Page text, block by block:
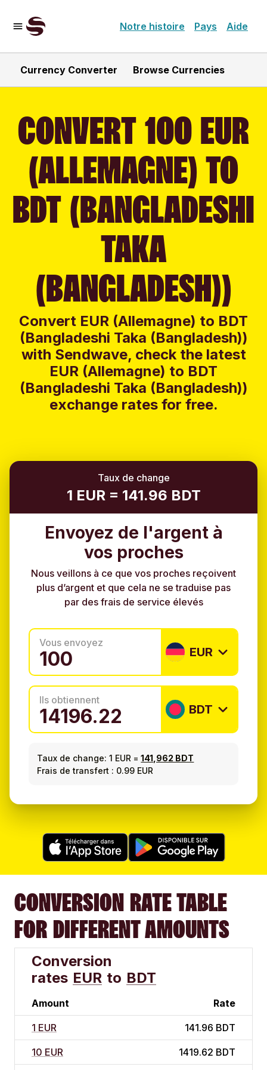
Notre histoire Pays Aide
Currency Converter Browse Currencies
CONVERT 100 EUR
(ALLEMAGNE) TO
BDT (BANGLADESHI
TAKA
(BANGLADESH))
Convert EUR (Allemagne) to BDT
(Bangladeshi Taka (Bangladesh))
with Sendwave, check the latest
EUR (Allemagne) to BDT
(Bangladeshi Taka (Bangladesh))
exchange rates for free.
Taux de change
1 EUR = 141.96 BDT
Envoyez de l'argent à
vos proches
Nous veillons à ce que vos proches reçoivent
plus d’argent et que cela ne se traduise pas
par des frais de service élevés
Vous envoyez
EUR
Ils obtiennent
BDT
Taux de change: 1 EUR =141,962 BDT
Frais de transfert : 0.99 EUR
CONVERSION RATE TABLE
FOR DIFFERENT AMOUNTS
Conversion
rates EUR to BDT
Amount Rate
1 EUR 141.96 BDT
10 EUR 1419.62 BDT